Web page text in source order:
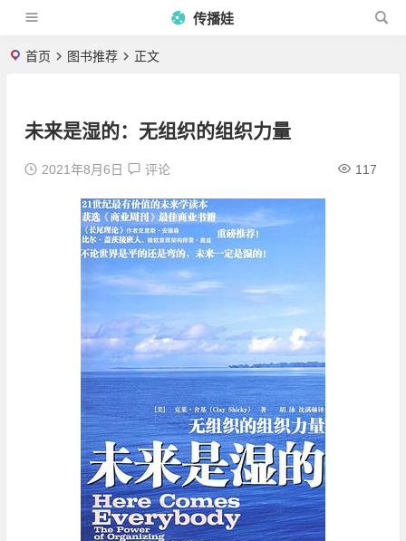
传播娃
首页 图书推荐 正文
未来是湿的：无组织的组织力量
2021年8月6日 评论 117